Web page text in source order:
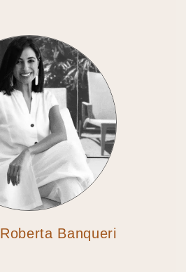
Roberta Banqueri